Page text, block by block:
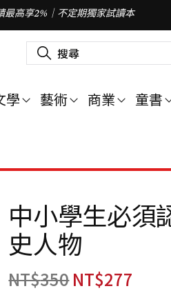
最高享2%｜不定期獨家試讀本
搜
尋
字
學 藝術 商業 童書
中小學生必須
史人物
NT$350NT$277